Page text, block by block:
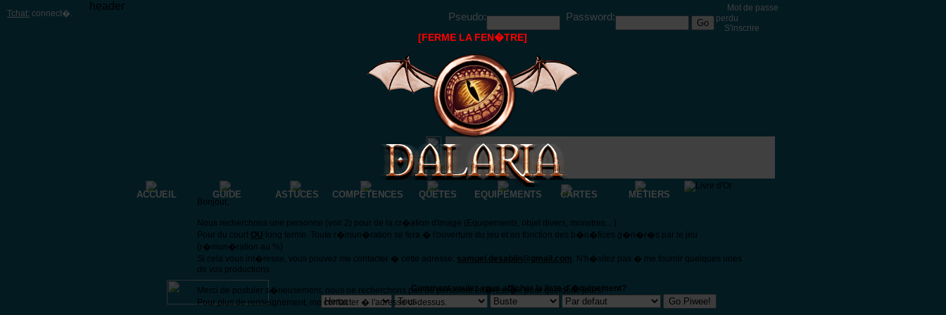
Tchat: connect�.
header
Pseudo:
Password:
Mot de passe
perdu
S'inscrire
ACCUEIL GUIDE ASTUCES COMPETENCES QUETES EQUIPEMENTS CARTES METIERS
Comment voulez vous afficher la liste d'�quipement?
[FERME LA FEN�TRE]
Bonjour,
Nous recherchons une personne (voir 2) pour de la cr�ation d'image (Equipements, objet divers, monstres... ).
Pour du court OU long terme. Toute r�mun�ration se fera � l'ouverture du jeu et en fonction des b�n�fices g�n�r�s par le jeu
(r�mun�ration au %)
Si cela vous int�resse, vous pouvez me contacter � cette adresse: samuel.desablin@gmail.com. N'h�sitez pas � me fournir quelques unes
de vos productions
Merci de postuler s�rieusement, nous ne recherchons pas de personne int�ress�e pour quelques jours.
Pour plus de renseignement, me contacter � l'adresse ci-dessus.